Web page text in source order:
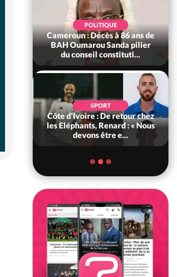
POLITIQUE
Cameroun : Décès à 86 ans de
BAH Oumarou Sanda pilier
du conseil constituti...
SPORT
Côte d'Ivoire : De retour chez
les Eléphants, Renard : « Nous
devons être e...